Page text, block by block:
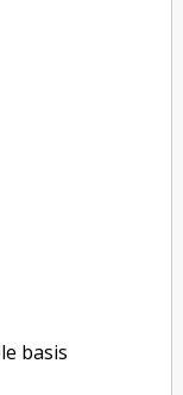
basis